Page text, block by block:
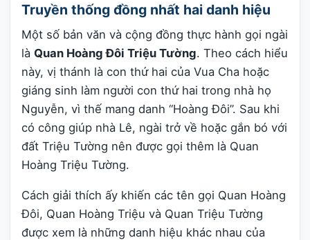
Truyền thống đồng nhất hai danh hiệu
Một số bản văn và cộng đồng thực hành gọi ngài
là Quan Hoàng Đôi Triệu Tường. Theo cách hiểu
này, vị thánh là con thứ hai của Vua Cha hoặc
giáng sinh làm người con thứ hai trong nhà họ
Nguyễn, vì thế mang danh “Hoàng Đôi”. Sau khi
có công giúp nhà Lê, ngài trở về hoặc gắn bó với
đất Triệu Tường nên được gọi thêm là Quan
Hoàng Triệu Tường.
Cách giải thích ấy khiến các tên gọi Quan Hoàng
Đôi, Quan Hoàng Triệu và Quan Triệu Tường
được xem là những danh hiệu khác nhau của